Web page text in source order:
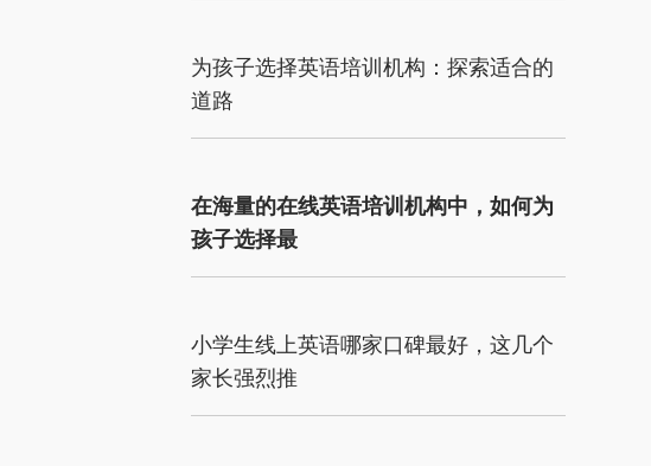
为孩子选择英语培训机构：探索适合的
道路
在海量的在线英语培训机构中，如何为
孩子选择最
小学生线上英语哪家口碑最好，这几个
家长强烈推